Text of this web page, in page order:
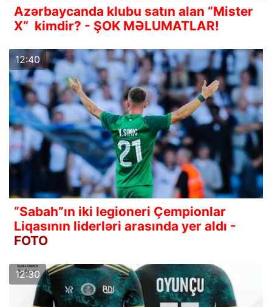
Azərbaycanda klubu satın alan “Mister
X“ kimdir? - ŞOK MƏLUMATLAR!
12:40
“Sabah”ın iki legioneri Çempionlar
Liqasının liderləri arasında yer aldı -
FOTO
12:30